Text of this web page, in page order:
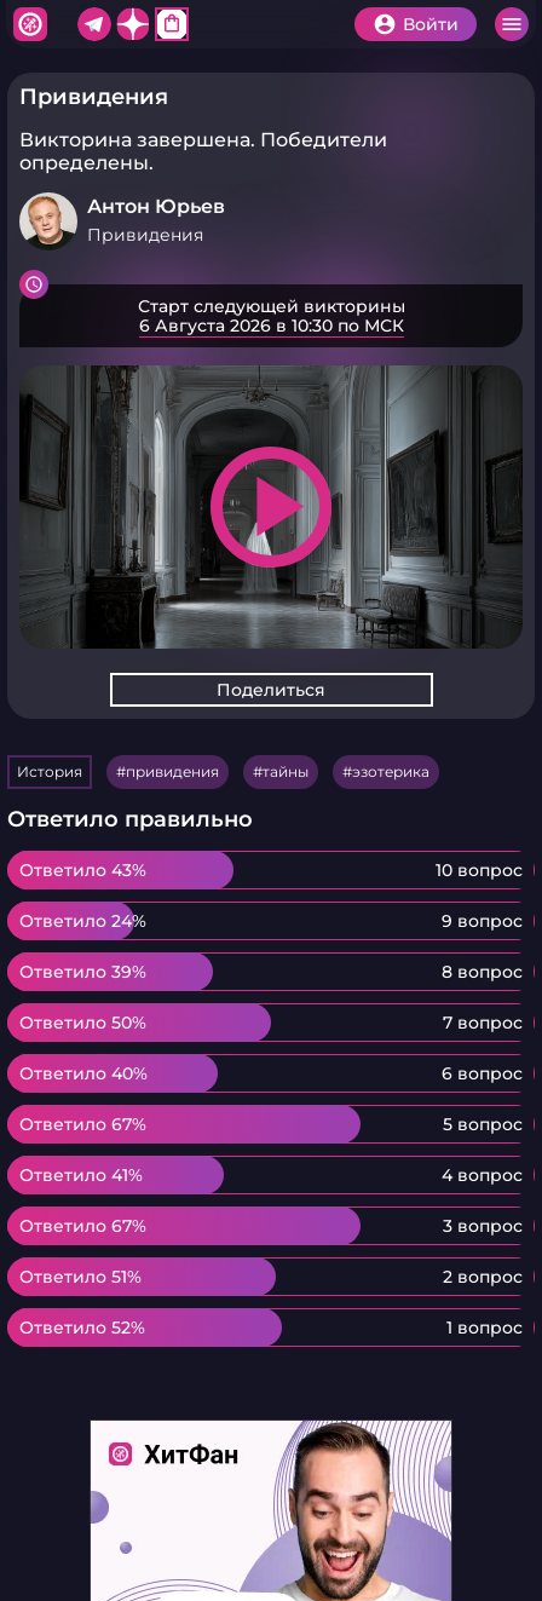
shopping_bag Войти
Привидения
Викторина завершена. Победители
определены.
Антон Юрьев
Привидения
Старт следующей викторины
6 Августа 2026 в 10:30 по МСК
play_arrow
Поделиться
История привидения тайны эзотерика
Ответило правильно
Ответило 43% 10 вопрос
Ответило 43%
Ответило 24% 9 вопрос
Ответило 24%
Ответило 39% 8 вопрос
Ответило 39%
Ответило 50% 7 вопрос
Ответило 50%
Ответило 40% 6 вопрос
Ответило 40%
Ответило 67% 5 вопрос
Ответило 67%
Ответило 41% 4 вопрос
Ответило 41%
Ответило 67% 3 вопрос
Ответило 67%
Ответило 51% 2 вопрос
Ответило 51%
Ответило 52% 1 вопрос
Ответило 52%